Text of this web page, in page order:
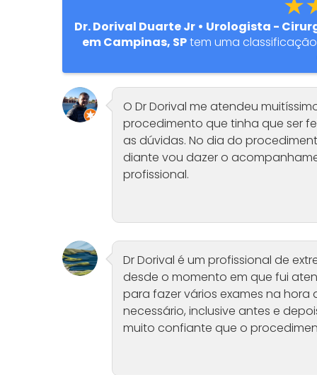
Dr. Dorival Duarte Jr • Urologista -
em Campinas, SPtem uma
O Dr Dorival me atendeu
procedimento que tinha que ser
as dúvidas. No dia do
diante vou dazer o
profissional.
Dr Dorival é um profissional de
desde o momento em que fui
para fazer vários exames na
necessário, inclusive antes e
muito confiante que o